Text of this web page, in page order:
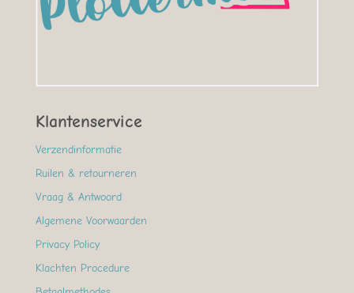
Klantenservice
Verzendinformatie
Ruilen & retourneren
Vraag & Antwoord
Algemene Voorwaarden
Privacy Policy
Klachten Procedure